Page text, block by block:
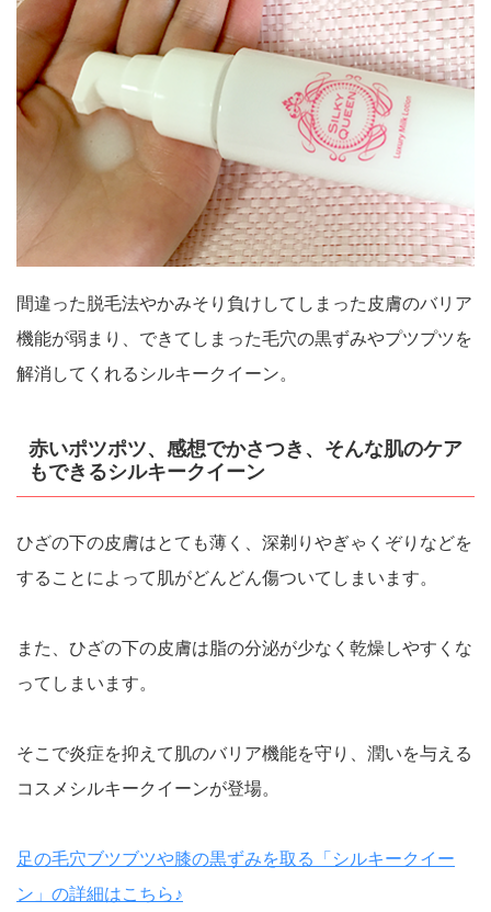
間違った脱毛法やかみそり負けしてしまった皮膚のバリア
機能が弱まり、できてしまった毛穴の黒ずみやプツプツを
解消してくれるシルキークイーン。
赤いポツポツ、感想でかさつき、そんな肌のケア
もできるシルキークイーン
ひざの下の皮膚はとても薄く、深剃りやぎゃくぞりなどを
することによって肌がどんどん傷ついてしまいます。
また、ひざの下の皮膚は脂の分泌が少なく乾燥しやすくな
ってしまいます。
そこで炎症を抑えて肌のバリア機能を守り、潤いを与える
コスメシルキークイーンが登場。
足の毛穴ブツブツや膝の黒ずみを取る「シルキークイー
ン」の詳細はこちら♪